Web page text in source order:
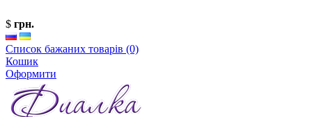
$ грн.
Список бажаних товарів (0)
Кошик
Оформити